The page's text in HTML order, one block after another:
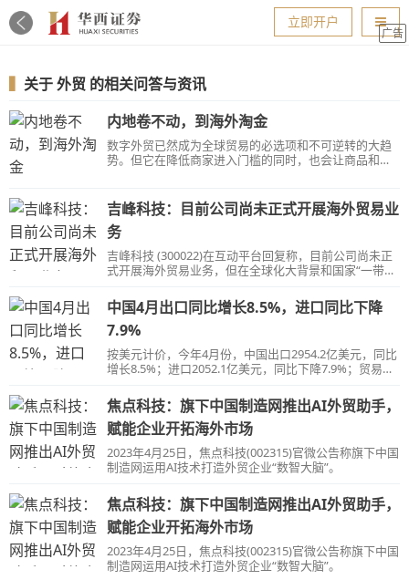
导航
立即开户
广告
关于外贸 的相关问答与资讯
内地卷不动，到海外淘金
数字外贸已然成为全球贸易的必选项和不可逆转的大趋
势。但它在降低商家进入门槛的同时，也会让商品和服
吉峰科技：目前公司尚未正式开展海外贸易业
务
吉峰科技 (300022)在互动平台回复称，目前公司尚未正
式开展海外贸易业务，但在全球化大背景和国家“一带一
务。
中国4月出口同比增长8.5%，进口同比下降
7.9%
按美元计价，今年4月份，中国出口2954.2亿美元，同比
增长8.5%；进口2052.1亿美元，同比下降7.9%；贸易顺
焦点科技：旗下中国制造网推出AI外贸助手，
赋能企业开拓海外市场
2023年4月25日，焦点科技(002315)官微公告称旗下中国
制造网运用AI技术打造外贸企业“数智大脑”。
焦点科技：旗下中国制造网推出AI外贸助手，
赋能企业开拓海外市场
2023年4月25日，焦点科技(002315)官微公告称旗下中国
制造网运用AI技术打造外贸企业“数智大脑”。